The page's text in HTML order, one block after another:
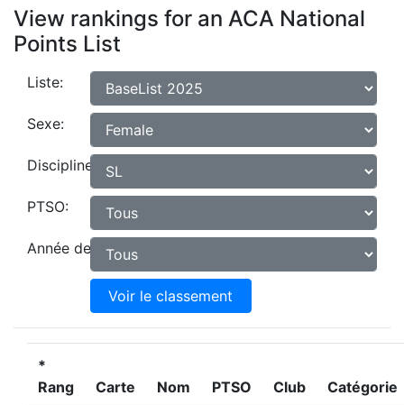
View rankings for an ACA National
Points List
Liste:
Sexe:
Discipline:
PTSO:
Année de naissance:
Voir le classement
*
Rang
Carte Nom PTSO Club Catégorie